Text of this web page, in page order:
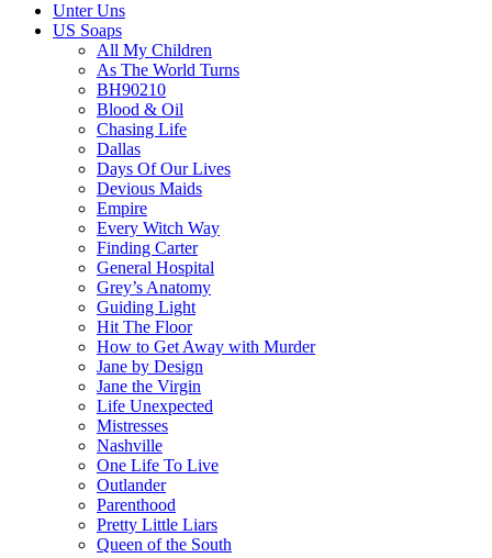
Unter Uns
US Soaps
All My Children
As The World Turns
BH90210
Blood & Oil
Chasing Life
Dallas
Days Of Our Lives
Devious Maids
Empire
Every Witch Way
Finding Carter
General Hospital
Grey’s Anatomy
Guiding Light
Hit The Floor
How to Get Away with Murder
Jane by Design
Jane the Virgin
Life Unexpected
Mistresses
Nashville
One Life To Live
Outlander
Parenthood
Pretty Little Liars
Queen of the South